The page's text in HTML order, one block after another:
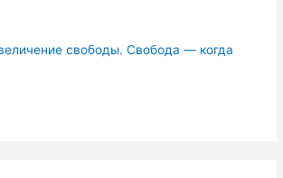
свободы. Свобода — когда